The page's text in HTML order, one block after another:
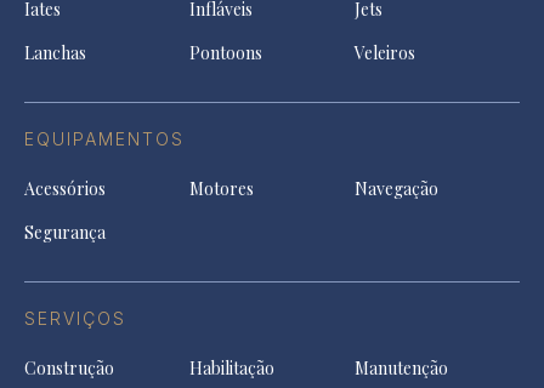
Iates Infláveis
Jets
Lanchas
Pontoons Veleiros
EQUIPAMENTOS
Acessórios Motores
Navegação
Segurança
SERVIÇOS
Construção Habilitação
Manutenção